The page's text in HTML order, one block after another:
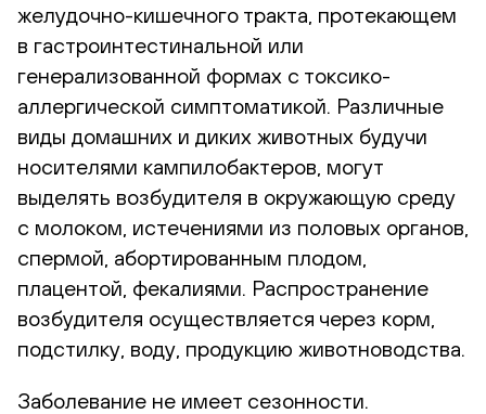
желудочно-кишечного тракта, протекающем
в гастроинтестинальной или
генерализованной формах с токсико-
аллергической симптоматикой. Различные
виды домашних и диких животных будучи
носителями кампилобактеров, могут
выделять возбудителя в окружающую среду
с молоком, истечениями из половых органов,
спермой, абортированным плодом,
плацентой, фекалиями. Распространение
возбудителя осуществляется через корм,
подстилку, воду, продукцию животноводства.
Заболевание не имеет сезонности.